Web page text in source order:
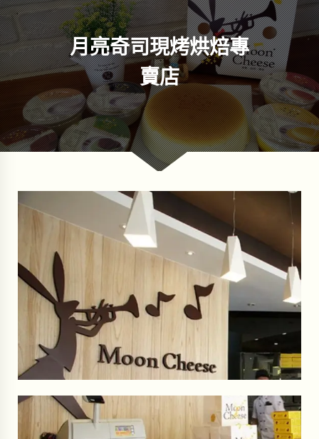
價
格
：
$
0
。
前
價
格
T
$
6
0
月亮奇司現烤烘焙專
賣店